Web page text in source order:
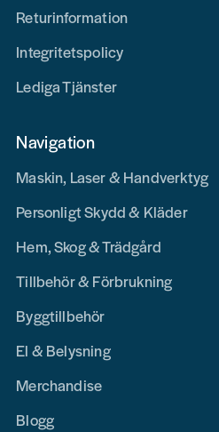
Returinformation
Integritetspolicy
Lediga Tjänster
Navigation
Maskin, Laser & Handverktyg
Personligt Skydd & Kläder
Hem, Skog & Trädgård
Tillbehör & Förbrukning
Byggtillbehör
El & Belysning
Merchandise
Blogg